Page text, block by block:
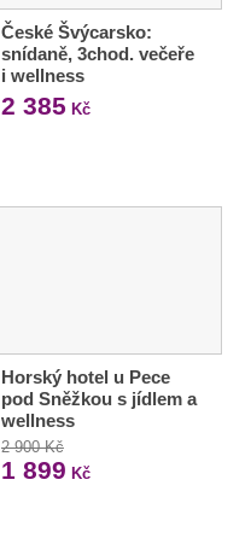
České Švýcarsko:
snídaně, 3chod. večeře
i wellness
2 385 Kč
Horský hotel u Pece
pod Sněžkou s jídlem a
wellness
2 900 Kč
1 899 Kč